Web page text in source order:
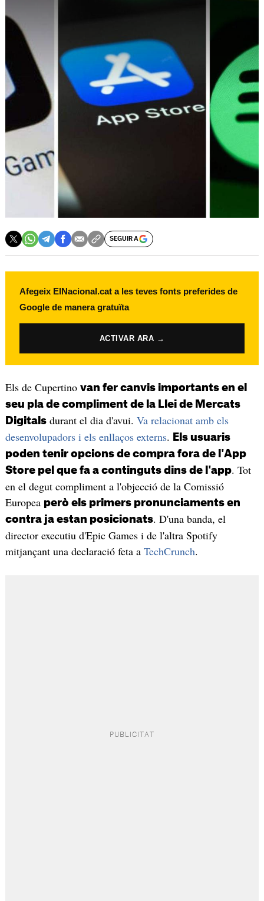
SEGUIR A
Afegeix ElNacional.cat a les teves fonts preferides de
Google de manera gratuïta
ACTIVAR ARA →
Els de Cupertino van fer canvis importants en el
seu pla de compliment de la Llei de Mercats
Digitalsdurant el dia d'avui. Va relacionat amb els
desenvolupadors i els enllaços externs.
Els usuaris
poden tenir opcions de compra fora de l'App
Store pel que fa a continguts dins de l'app. Tot
en el degut compliment a l'objecció de la Comissió
Europea però els primers pronunciaments en
contra ja estan posicionats. D'una banda, el
director executiu d'Epic Games i de l'altra Spotify
mitjançant una declaració feta a TechCrunch.